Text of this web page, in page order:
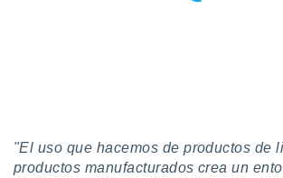
perfiles
"El uso que hacemos de productos de
productos manufacturados crea un